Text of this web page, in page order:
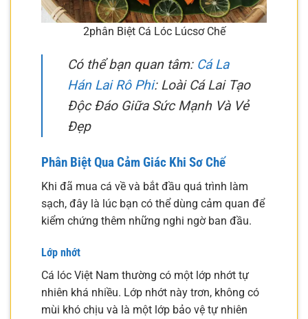
2phân Biệt Cá Lóc Lúcsơ Chế
Có thể bạn quan tâm: Cá La
Hán Lai Rô Phi: Loài Cá Lai Tạo
Độc Đáo Giữa Sức Mạnh Và Vẻ
Đẹp
Phân Biệt Qua Cảm Giác Khi Sơ Chế
Khi đã mua cá về và bắt đầu quá trình làm
sạch, đây là lúc bạn có thể dùng cảm quan để
kiểm chứng thêm những nghi ngờ ban đầu.
Lớp nhớt
Cá lóc Việt Nam thường có một lớp nhớt tự
nhiên khá nhiều. Lớp nhớt này trơn, không có
mùi khó chịu và là một lớp bảo vệ tự nhiên